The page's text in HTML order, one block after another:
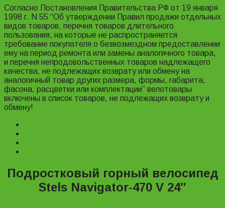
Согласно Постановления Правительства РФ от 19 января
1998 г. N 55 “Об утверждении Правил продажи отдельных
видов товаров, перечня товаров длительного
пользования, на которые не распространяется
требование покупателя о безвозмездном предоставлении
ему на период ремонта или замены аналогичного товара,
и перечня непродовольственных товаров надлежащего
качества, не подлежащих возврату или обмену на
аналогичный товар других размера, формы, габарита,
фасона, расцветки или комплектации” велотовары
включены в список товаров, не подлежащих возврату и
обмену!
Подростковый горный велосипед
Stels Navigator-470 V 24″